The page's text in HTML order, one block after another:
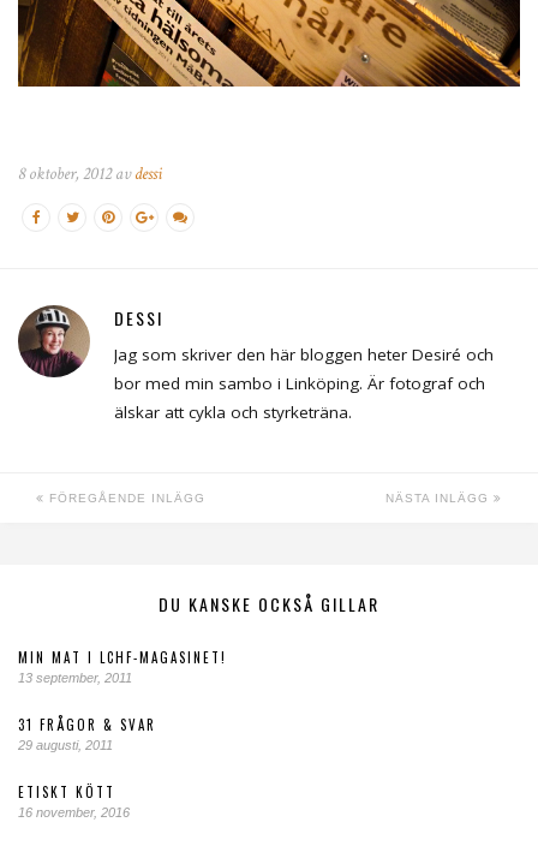
8 oktober, 2012 avdessi
DESSI
Jag som skriver den här bloggen heter Desiré och
bor med min sambo i Linköping. Är fotograf och
älskar att cykla och styrketräna.
FÖREGÅENDE INLÄGG NÄSTA INLÄGG
DU KANSKE OCKSÅ GILLAR
MIN MAT I LCHF-MAGASINET!
13 september, 2011
31 FRÅGOR & SVAR
29 augusti, 2011
ETISKT KÖTT
16 november, 2016